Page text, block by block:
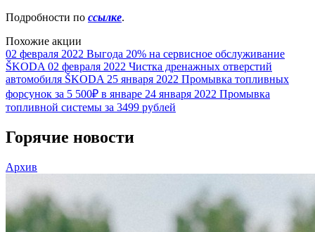
Подробности по ссылке.
Похожие акции
02 февраля 2022 Выгода 20% на сервисное обслуживание
ŠKODA 02 февраля 2022 Чистка дренажных отверстий
автомобиля ŠKODA 25 января 2022 Промывка топливных
форсунок за 5 500₽ в январе 24 января 2022 Промывка
топливной системы за 3499 рублей
Горячие новости
Архив